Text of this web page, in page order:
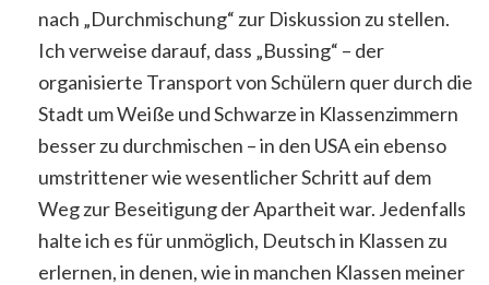
nach „Durchmischung“ zur Diskussion zu stellen.
Ich verweise darauf, dass „Bussing“ – der
organisierte Transport von Schülern quer durch die
Stadt um Weiße und Schwarze in Klassenzimmern
besser zu durchmischen – in den USA ein ebenso
umstrittener wie wesentlicher Schritt auf dem
Weg zur Beseitigung der Apartheit war. Jedenfalls
halte ich es für unmöglich, Deutsch in Klassen zu
erlernen, in denen, wie in manchen Klassen meiner